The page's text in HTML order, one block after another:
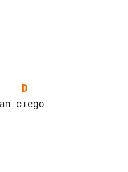
D